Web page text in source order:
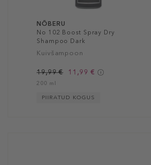
NÕBERU
No 102 Boost Spray Dry
Shampoo Dark
Kuivšampoon
19,99 € 11,99 €
200 ml
PIIRATUD KOGUS